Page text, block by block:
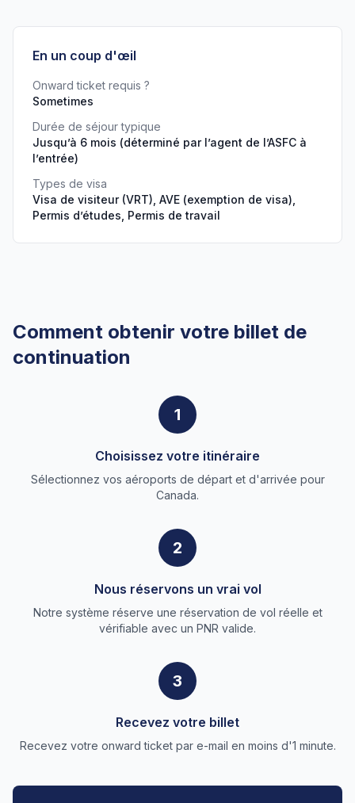
En un coup d'œil
Onward ticket requis ?
Sometimes
Durée de séjour typique
Jusqu’à 6 mois (déterminé par l’agent de l’ASFC à
l’entrée)
Types de visa
Visa de visiteur (VRT), AVE (exemption de visa),
Permis d’études, Permis de travail
Comment obtenir votre billet de
continuation
1
Choisissez votre itinéraire
Sélectionnez vos aéroports de départ et d'arrivée pour
Canada.
2
Nous réservons un vrai vol
Notre système réserve une réservation de vol réelle et
vérifiable avec un PNR valide.
3
Recevez votre billet
Recevez votre onward ticket par e-mail en moins d'1 minute.